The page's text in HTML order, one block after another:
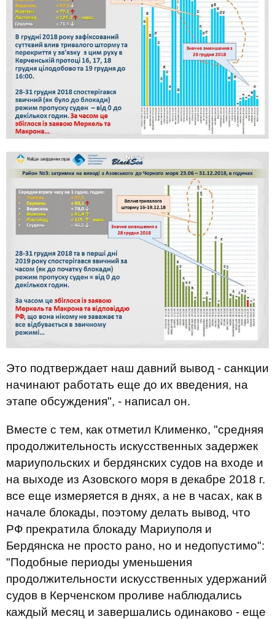
Это подтверждает наш давний вывод - санкции
начинают работать еще до их введения, на
этапе обсуждения", - написал он.
Вместе с тем, как отметил Клименко, "средняя
продолжительность искусственных задержек
мариупольских и бердянских судов на входе и
на выходе из Азовского моря в декабре 2018 г.
все еще измеряется в днях, а не в часах, как в
начале блокады, поэтому делать вывод, что
РФ прекратила блокаду Мариуполя и
Бердянска не просто рано, но и недопустимо":
"Подобные периоды уменьшения
продолжительности искусственных удержаний
судов в Керченском проливе наблюдались
каждый месяц и завершались одинаково - еще